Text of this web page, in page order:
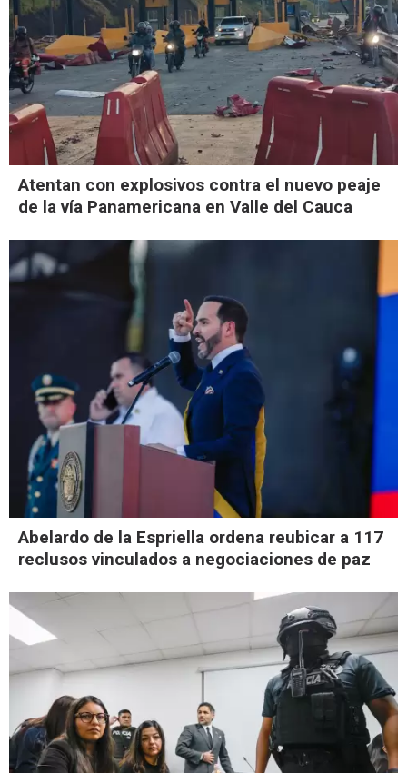
Atentan con explosivos contra el nuevo peaje
de la vía Panamericana en Valle del Cauca
Abelardo de la Espriella ordena reubicar a 117
reclusos vinculados a negociaciones de paz